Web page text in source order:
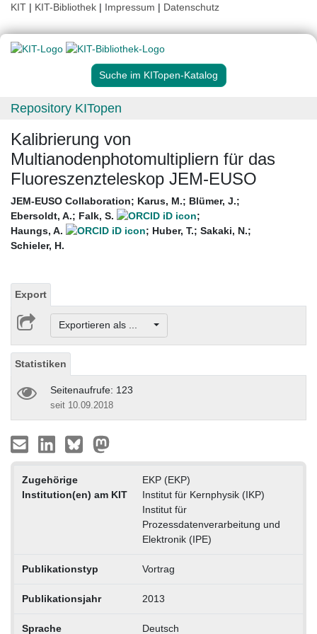
KIT | KIT-Bibliothek | Impressum | Datenschutz
Suche im KITopen-Katalog
Repository KITopen
Kalibrierung von
Multianodenphotomultipliern für das
Fluoreszenzteleskop JEM-EUSO
JEM-EUSO Collaboration; Karus, M.; Blümer, J.;
Ebersoldt, A.; Falk, S.
;
Haungs, A.
; Huber, T.; Sakaki, N.;
Schieler, H.
Export
Exportieren als ...
Statistiken
Seitenaufrufe: 123
seit 10.09.2018
Zugehörige
Institution(en) am KIT
EKP (EKP)
Institut für Kernphysik (IKP)
Institut für
Prozessdatenverarbeitung und
Elektronik (IPE)
Publikationstyp Vortrag
Publikationsjahr 2013
Sprache Deutsch